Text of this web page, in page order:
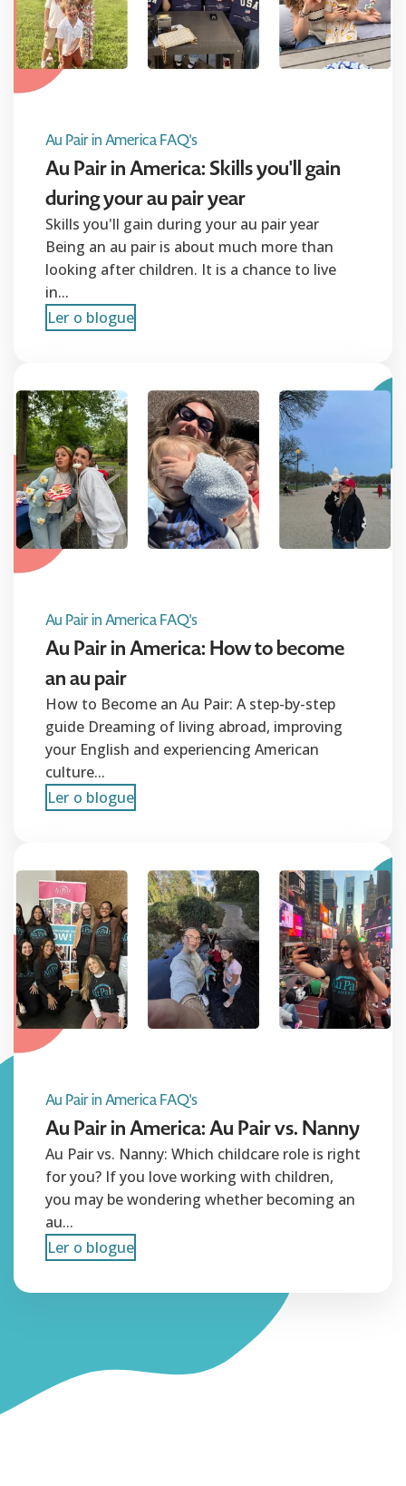
Au Pair in America FAQ's
Au Pair in America: Skills you'll gain
during your au pair year
Skills you'll gain during your au pair year
Being an au pair is about much more than
looking after children. It is a chance to live
in...
Ler o blogue
Au Pair in America FAQ's
Au Pair in America: How to become
an au pair
How to Become an Au Pair: A step-by-step
guide Dreaming of living abroad, improving
your English and experiencing American
culture...
Ler o blogue
Au Pair in America FAQ's
Au Pair in America: Au Pair vs. Nanny
Au Pair vs. Nanny: Which childcare role is right
for you? If you love working with children,
you may be wondering whether becoming an
au...
Ler o blogue